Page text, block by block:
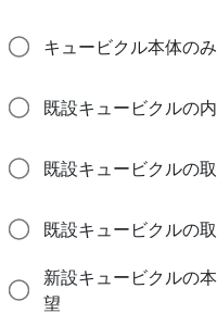
キュービクル本体の
既設キュービクルの
既設キュービクルの
既設キュービクルの
新設キュービクルの
望